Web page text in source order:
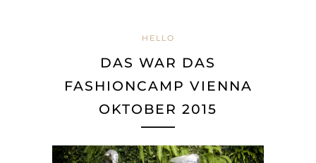
HELLO
DAS WAR DAS
FASHIONCAMP VIENNA
OKTOBER 2015